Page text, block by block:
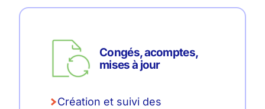
Congés, acomptes,
mises à jour
Création et suivi des